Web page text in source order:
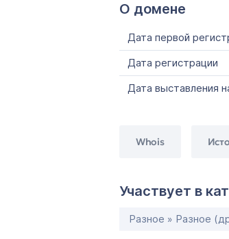
О домене
Дата первой
Дата регистрации
Дата выставления
Whois
Участвует в
Разное » Разное